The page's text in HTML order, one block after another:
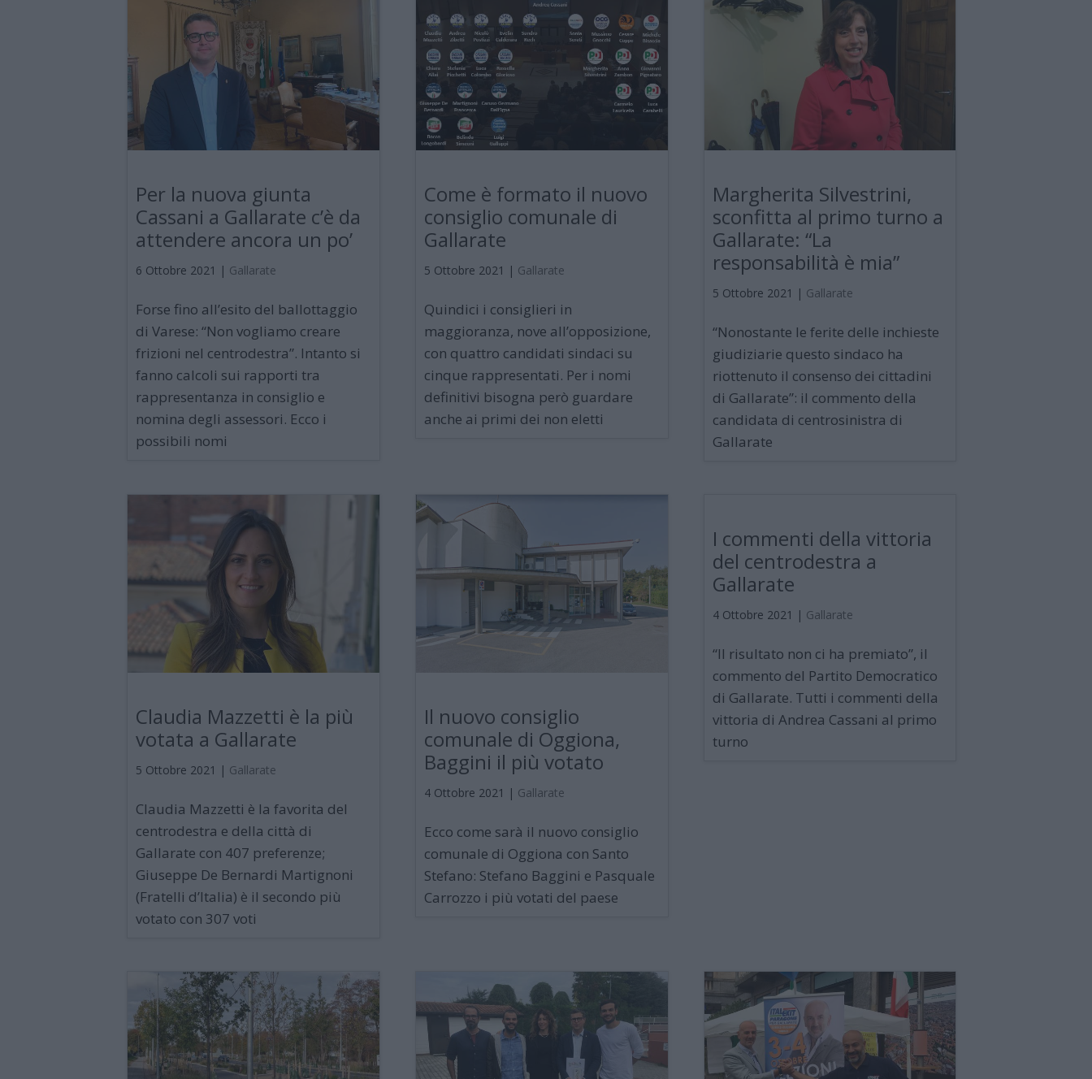
Per la nuova giunta
Cassani a Gallarate c’è da
attendere ancora un po’
6 Ottobre 2021 | Gallarate
Forse fino all’esito del ballottaggio
di Varese: “Non vogliamo creare
frizioni nel centrodestra”. Intanto si
fanno calcoli sui rapporti tra
rappresentanza in consiglio e
nomina degli assessori. Ecco i
possibili nomi
Come è formato il nuovo
consiglio comunale di
Gallarate
5 Ottobre 2021 | Gallarate
Quindici i consiglieri in
maggioranza, nove all’opposizione,
con quattro candidati sindaci su
cinque rappresentati. Per i nomi
definitivi bisogna però guardare
anche ai primi dei non eletti
Margherita Silvestrini,
sconfitta al primo turno a
Gallarate: “La
responsabilità è mia”
5 Ottobre 2021 | Gallarate
“Nonostante le ferite delle inchieste
giudiziarie questo sindaco ha
riottenuto il consenso dei cittadini
di Gallarate”: il commento della
candidata di centrosinistra di
Gallarate
Claudia Mazzetti è la più
votata a Gallarate
5 Ottobre 2021 | Gallarate
Claudia Mazzetti è la favorita del
centrodestra e della città di
Gallarate con 407 preferenze;
Giuseppe De Bernardi Martignoni
(Fratelli d’Italia) è il secondo più
votato con 307 voti
Il nuovo consiglio
comunale di Oggiona,
Baggini il più votato
4 Ottobre 2021 | Gallarate
Ecco come sarà il nuovo consiglio
comunale di Oggiona con Santo
Stefano: Stefano Baggini e Pasquale
Carrozzo i più votati del paese
I commenti della vittoria
del centrodestra a
Gallarate
4 Ottobre 2021 | Gallarate
“Il risultato non ci ha premiato”, il
commento del Partito Democratico
di Gallarate. Tutti i commenti della
vittoria di Andrea Cassani al primo
turno